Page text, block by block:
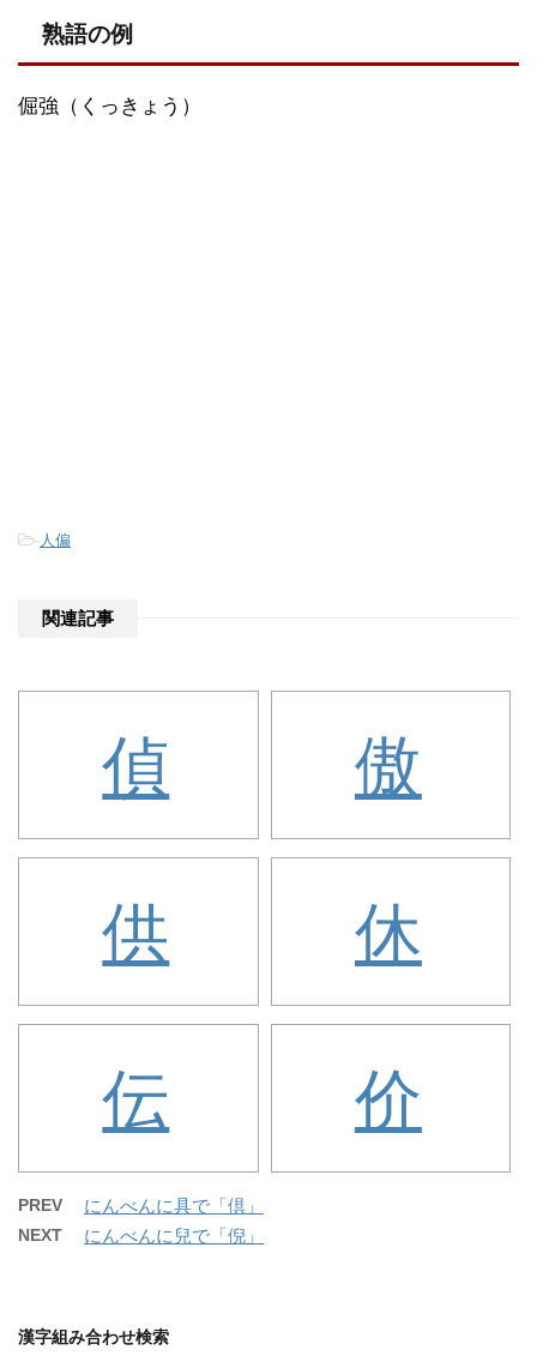
熟語の例
倔強（くっきょう）
- 人偏
関連記事
偵 傲
供 休
伝 价
PREV にんべんに具で「倶」
NEXT にんべんに兒で「倪」
漢字組み合わせ検索